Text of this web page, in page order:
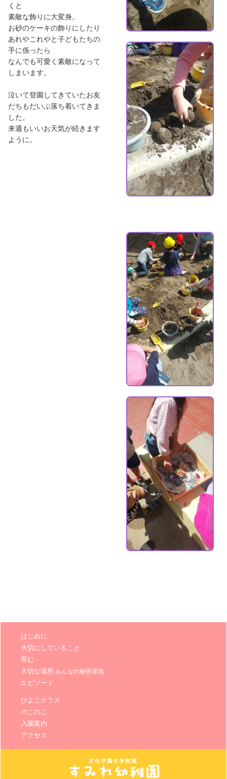
くと
素敵な飾りに大変身。
お砂のケーキの飾りにしたり
あれやこれやと子どもたちの
手に係ったら
なんでも可愛く素敵になって
しまいます。
泣いて登園してきていたお友
だちもだいぶ落ち着いてきま
した。
来週もいいお天気が続きます
ように。
はじめに
大切にしていること
育む
大切な場所 みんなの秘密基地
エピソード
ひよこクラス
のこのこ
入園案内
アクセス